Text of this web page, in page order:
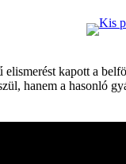
kapott a
hanem a hasonló